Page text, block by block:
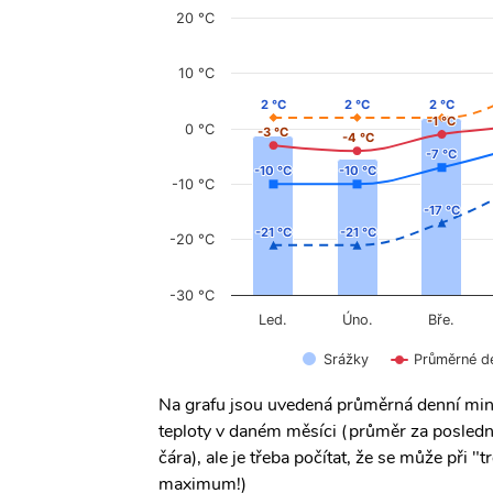
-3 °C
-3 °C -4 °C
-4 °C
-1 °C
-1 °C
2 °C
2 °C 2 °C
2 °C 2 °C
2 °C
-10 °C
-10 °C -10 °C
-10 °C
-7 °C
-7 °C
-21 °C
-21 °C -21 °C
-21 °C
-17 °C
-17 °C
Srážky Průměrné
Led. Úno. Bře.
-30 °C
-20 °C
-10 °C
0 °C
10 °C
20 °C
Na grafu jsou uvedená průměrná denní
teploty v daném měsíci (průměr za
čára), ale je třeba počítat, že se může při
maximum!)